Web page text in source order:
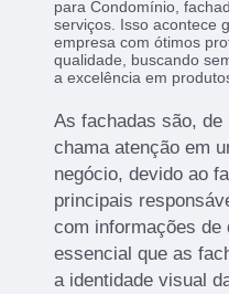
para Condomínio,
serviços. Isso acontece
empresa com ótimos
qualidade, buscando
a excelência em
As fachadas são,
chama atenção em
negócio, devido ao
principais
com informações de
essencial que as
a identidade visual